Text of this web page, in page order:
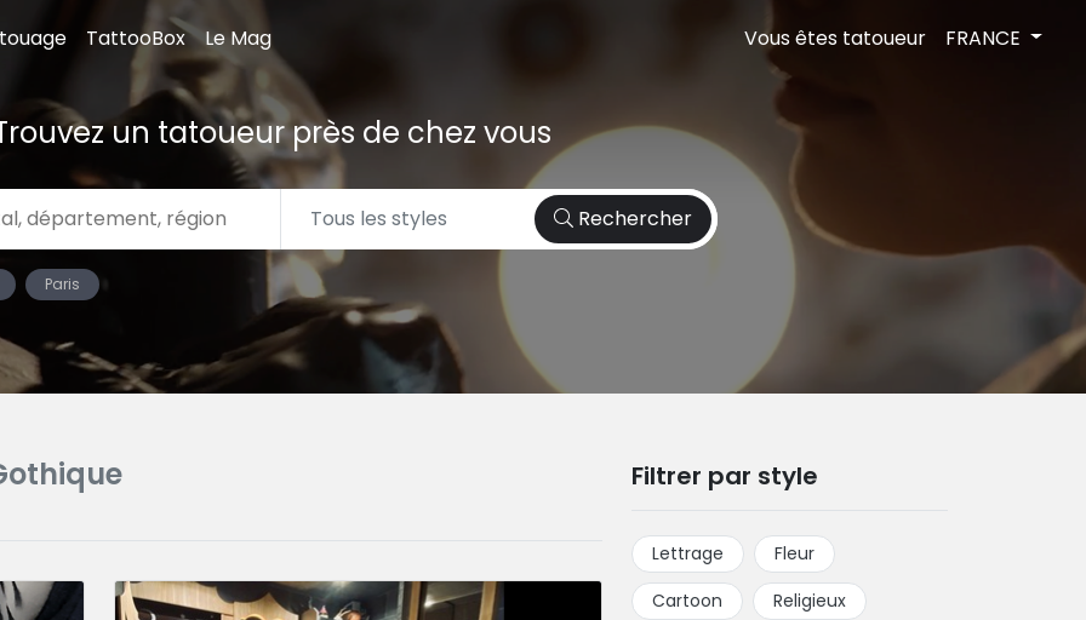
TattooBox Le Mag Vous êtes tatoueur FRANCE
un tatoueur près de chez vous
Rechercher
Paris
Filtrer par style
Lettrage
Fleur
Cartoon
Religieux